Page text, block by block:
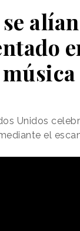
música
Unidos
el